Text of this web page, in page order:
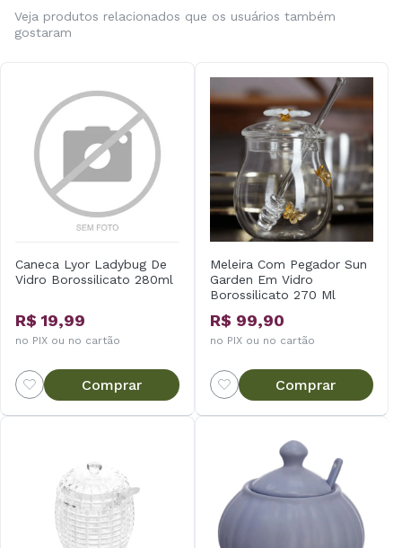
Veja produtos relacionados que os usuários também
gostaram
Caneca Lyor Ladybug De
Vidro Borossilicato 280ml
R$ 19,99
no PIX ou no cartão
Comprar
Meleira Com Pegador Sun
Garden Em Vidro
Borossilicato 270 Ml
R$ 99,90
no PIX ou no cartão
Comprar